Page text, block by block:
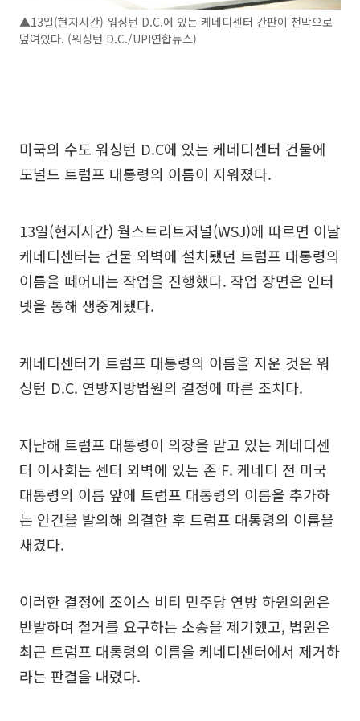
▲13일(현지시간) 워싱턴 D.C.에 있는 케네디센터 간판이 천막으로
덮여있다. (워싱턴 D.C./UPI연합뉴스)
미국의 수도 워싱턴 D.C에 있는 케네디센터 건물에
도널드 트럼프 대통령의 이름이 지워졌다.
13일(현지시간) 월스트리트저널(WSJ)에 따르면 이날
케네디센터는 건물 외벽에 설치됐던 트럼프 대통령의
이름을 떼어내는 작업을 진행했다. 작업 장면은 인터
넷을 통해 생중계됐다.
케네디센터가 트럼프 대통령의 이름을 지운 것은 워
싱턴 D.C. 연방지방법원의 결정에 따른 조치다.
지난해 트럼프 대통령이 의장을 맡고 있는 케네디센
터 이사회는 센터 외벽에 있는 존 F. 케네디 전 미국
대통령의 이름 앞에 트럼프 대통령의 이름을 추가하
는 안건을 발의해 의결한 후 트럼프 대통령의 이름을
새겼다.
이러한 결정에 조이스 비티 민주당 연방 하원의원은
반발하며 철거를 요구하는 소송을 제기했고, 법원은
최근 트럼프 대통령의 이름을 케네디센터에서 제거하
라는 판결을 내렸다.